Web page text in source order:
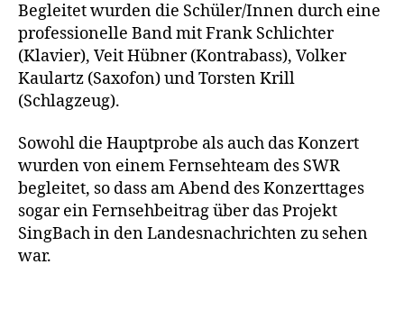
Begleitet wurden die Schüler/Innen durch eine
professionelle Band mit Frank Schlichter
(Klavier), Veit Hübner (Kontrabass), Volker
Kaulartz (Saxofon) und Torsten Krill
(Schlagzeug).
Sowohl die Hauptprobe als auch das Konzert
wurden von einem Fernsehteam des SWR
begleitet, so dass am Abend des Konzerttages
sogar ein Fernsehbeitrag über das Projekt
SingBach in den Landesnachrichten zu sehen
war.